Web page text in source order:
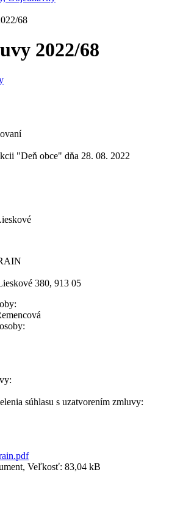
68
2022/68
"Deň obce" dňa 28. 08. 2022
380, 913 05
súhlasu s uzatvorením zmluvy:
Veľkosť: 83,04 kB